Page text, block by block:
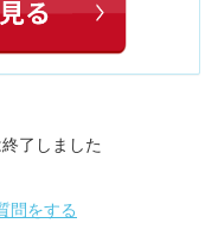
了しました
問をする